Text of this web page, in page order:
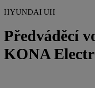
HYUNDAI UH
Předváděcí
KONA